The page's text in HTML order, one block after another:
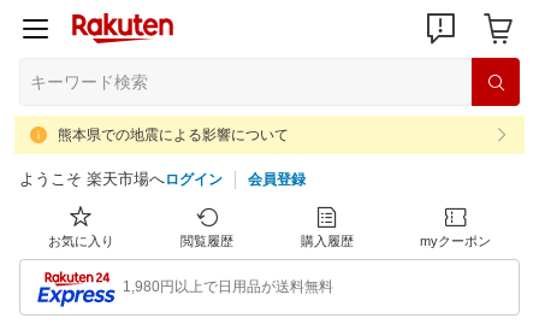
熊本県での地震による影響について
ようこそ 楽天市場へログイン 会員登録
お気に入り 閲覧履歴 購入履歴 myクーポン
1,980円以上で日用品が送料無料